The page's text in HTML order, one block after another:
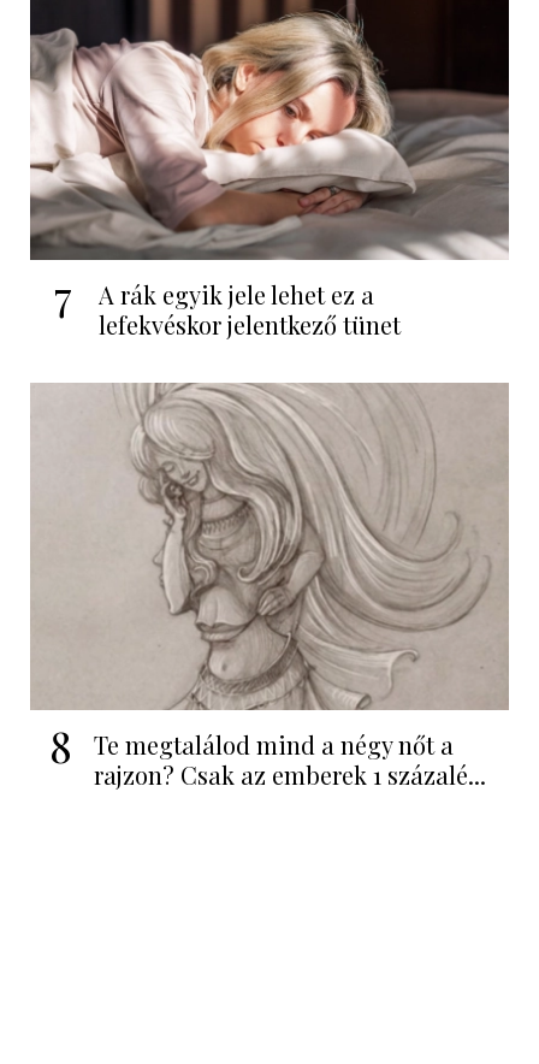
7
A rák egyik jele lehet ez a
lefekvéskor jelentkező tünet
8
Te megtalálod mind a négy nőt a
rajzon? Csak az emberek 1 százalé...